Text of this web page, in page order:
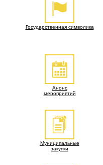
Государственная символика
Анонс
мероприятий
Муниципальные
закупки